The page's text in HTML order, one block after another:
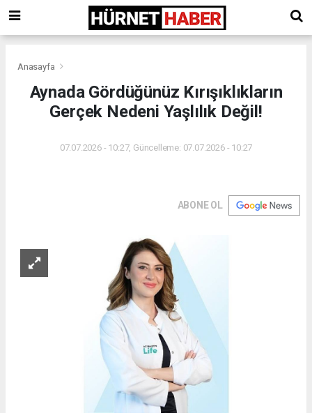
Anasayfa
Aynada Gördüğünüz Kırışıklıkların
Gerçek Nedeni Yaşlılık Değil!
07.07.2026 - 10:27, Güncelleme: 07.07.2026 - 10:27
ABONE OL